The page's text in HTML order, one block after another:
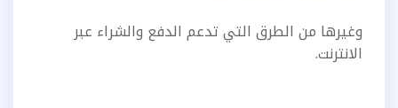
وغيرها من الطرق التي تدعم الدفع والشراء عبر
الانترنت.